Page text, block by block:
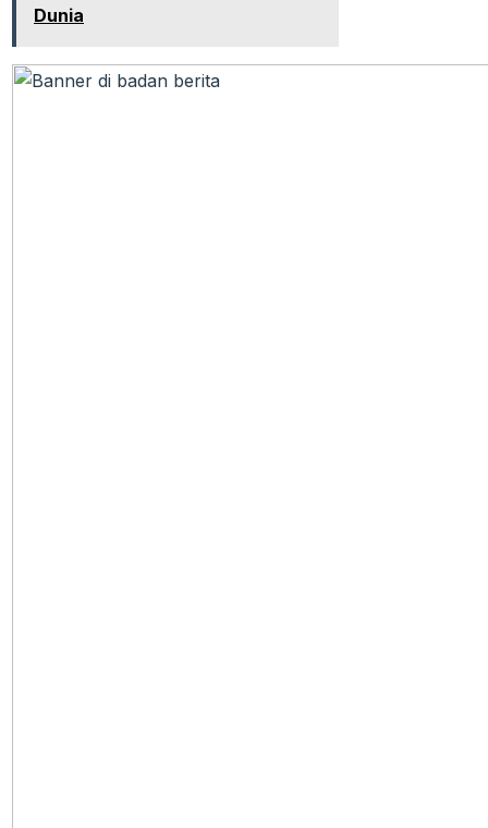
Dunia